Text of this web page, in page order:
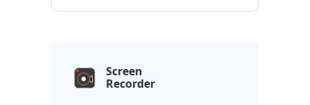
Screen
Recorder